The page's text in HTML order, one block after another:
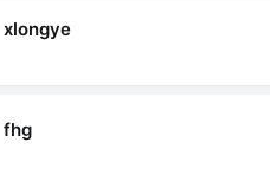
xlongye
fhg